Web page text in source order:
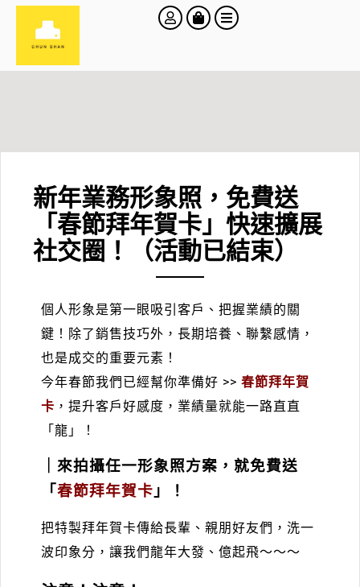
新年業務形象照，免費送
「春節拜年賀卡」快速擴展
社交圈！（活動已結束）
個人形象是第一眼吸引客戶、把握業績的關
鍵！除了銷售技巧外，長期培養、聯繫感情，
也是成交的重要元素！
今年春節我們已經幫你準備好 >> 春節拜年賀
卡 ，提升客戶好感度，業績量就能一路直直
「龍」！
｜來拍攝任一形象照方案，就免費送
「 春節拜年賀卡 」！
把特製拜年賀卡傳給長輩、親朋好友們，洗一
波印象分，讓我們龍年大發、億起飛～～～